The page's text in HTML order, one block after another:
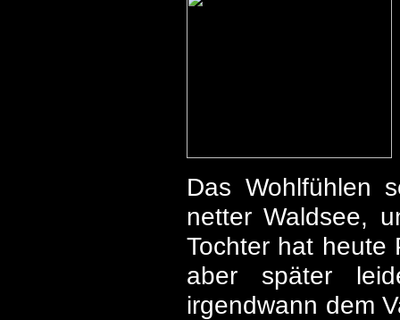
Das Wohlfühlen
netter Waldsee,
Tochter hat heute
aber später
irgendwann dem